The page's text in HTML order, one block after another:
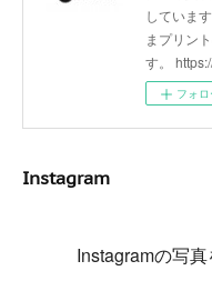
していま
まプリン
す。
フォロ
Instagram
Instagramの写真